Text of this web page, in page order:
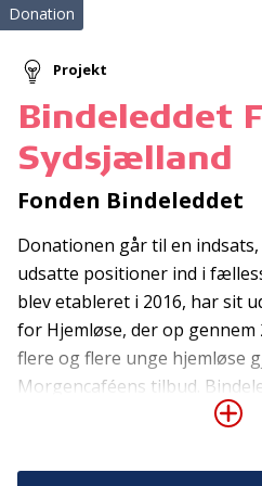
En tryg
Donation
Projekt
Bindeleddet
Sydsjælland
Fonden Bindeleddet
Donationen går til en
udsatte positioner ind i
blev etableret i 2016, har sit
for Hjemløse, der op gennem
flere og flere unge hjemløse
Morgencaféens tilbud.
herberger, krisecentre og
netværkstilbud, krisecentre,
Tilmeld nyhedsbrev
De seneste nyheder om